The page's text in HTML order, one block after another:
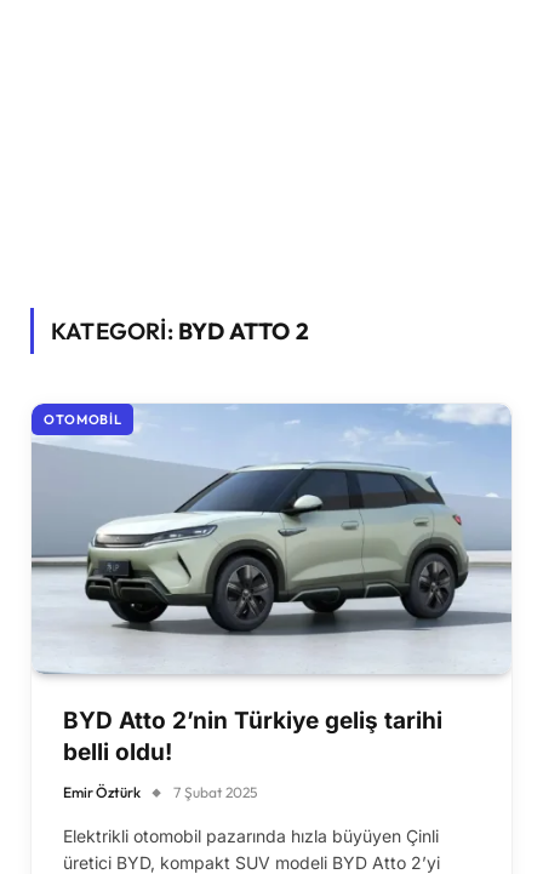
KATEGORİ: BYD ATTO 2
OTOMOBIL
BYD Atto 2’nin Türkiye geliş tarihi
belli oldu!
Emir Öztürk 7 Şubat 2025
Elektrikli otomobil pazarında hızla büyüyen Çinli
üretici BYD, kompakt SUV modeli BYD Atto 2’yi